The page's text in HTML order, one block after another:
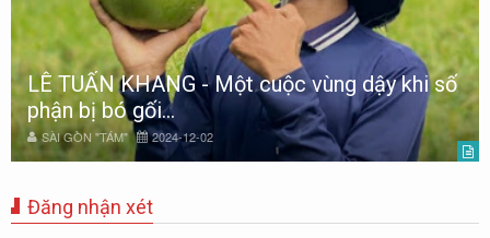
Lễ truy điệu và tiễn đưa Phó Chủ tịch Thường
trực UBND TP.HCM Lê Hòa Bình về nơi an
nghỉ cuối cùng
SÀI GÒN "TÁM" 2022-04-02
Đăng nhận xét